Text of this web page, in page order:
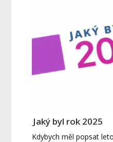
Jaký byl rok 2025
Kdybych měl popsat